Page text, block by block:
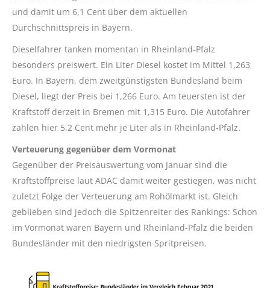
und damit um 6,1 Cent über dem aktuellen
Durchschnittspreis in Bayern.
Dieselfahrer tanken momentan in Rheinland-Pfalz
besonders preiswert. Ein Liter Diesel kostet im Mittel 1,263
Euro. In Bayern, dem zweitgünstigsten Bundesland beim
Diesel, liegt der Preis bei 1,266 Euro. Am teuersten ist der
Kraftstoff derzeit in Bremen mit 1,315 Euro. Die Autofahrer
zahlen hier 5,2 Cent mehr je Liter als in Rheinland-Pfalz.
Verteuerung gegenüber dem Vormonat
Gegenüber der Preisauswertung vom Januar sind die
Kraftstoffpreise laut ADAC damit weiter gestiegen, was nicht
zuletzt Folge der Verteuerung am Rohölmarkt ist. Gleich
geblieben sind jedoch die Spitzenreiter des Rankings: Schon
im Vormonat waren Bayern und Rheinland-Pfalz die beiden
Bundesländer mit den niedrigsten Spritpreisen.